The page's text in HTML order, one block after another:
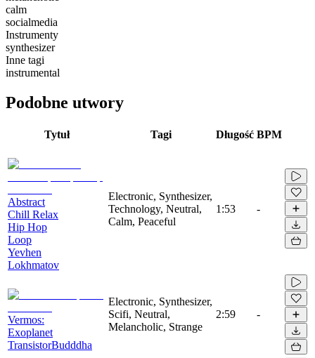
calm
socialmedia
Instrumenty
synthesizer
Inne tagi
instrumental
Podobne utwory
Tytuł Tagi Długość BPM
Abstract
Chill Relax
Hip Hop
Loop
Yevhen
Lokhmatov
Electronic, Synthesizer,
Technology, Neutral,
Calm, Peaceful
1:53 -
Vermos:
Exoplanet
TransistorBudddha
Electronic, Synthesizer,
Scifi, Neutral,
Melancholic, Strange
2:59 -